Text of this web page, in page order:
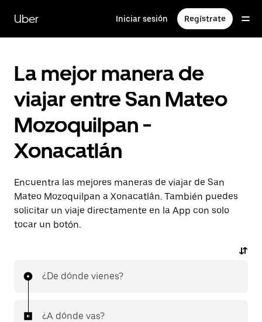
contenido
principal
Uber Iniciar sesión Regístrate
La mejor manera de
viajar entre San Mateo
Mozoquilpan -
Xonacatlán
Encuentra las mejores maneras de viajar de San
Mateo Mozoquilpan a Xonacatlán. También puedes
solicitar un viaje directamente en la App con solo
tocar un botón.
¿De dónde vienes?
¿A dónde vas?